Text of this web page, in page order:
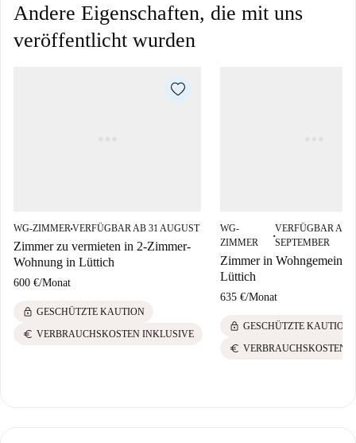
Andere Eigenschaften, die mit uns
veröffentlicht wurden
WG-ZIMMER■VERFÜGBAR AB 31 AUGUST
Zimmer zu vermieten in 2-Zimmer-
Wohnung in Lüttich
600 €/Monat
lock GESCHÜTZTE KAUTION
euro VERBRAUCHSKOSTEN INKLUSIVE
WG-
ZIMMER
■
VERFÜGBAR AB
SEPTEMBER
Zimmer in
Lüttich
635 €/Monat
lock GESCHÜTZTE KAUTION
euro VERBRAUCHSKOSTEN